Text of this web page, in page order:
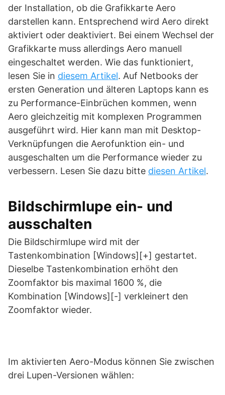
der Installation, ob die Grafikkarte Aero
darstellen kann. Entsprechend wird Aero direkt
aktiviert oder deaktiviert. Bei einem Wechsel der
Grafikkarte muss allerdings Aero manuell
eingeschaltet werden. Wie das funktioniert,
lesen Sie in diesem Artikel. Auf Netbooks der
ersten Generation und älteren Laptops kann es
zu Performance-Einbrüchen kommen, wenn
Aero gleichzeitig mit komplexen Programmen
ausgeführt wird. Hier kann man mit Desktop-
Verknüpfungen die Aerofunktion ein- und
ausgeschalten um die Performance wieder zu
verbessern. Lesen Sie dazu bitte diesen Artikel.
Bildschirmlupe ein- und
ausschalten
Die Bildschirmlupe wird mit der
Tastenkombination [Windows][+] gestartet.
Dieselbe Tastenkombination erhöht den
Zoomfaktor bis maximal 1600 %, die
Kombination [Windows][-] verkleinert den
Zoomfaktor wieder.
Im aktivierten Aero-Modus können Sie zwischen
drei Lupen-Versionen wählen: